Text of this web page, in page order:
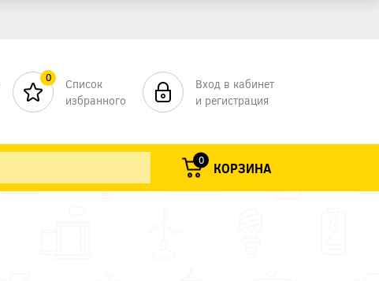
0
Список
избранного
Вход в кабинет
и регистрация
0 КОРЗИНА